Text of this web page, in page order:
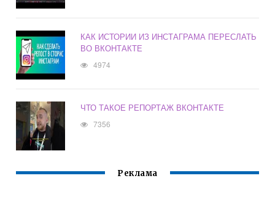
КАК ИСТОРИИ ИЗ ИНСТАГРАМА ПЕРЕСЛАТЬ
ВО ВКОНТАКТЕ
4974
ЧТО ТАКОЕ РЕПОРТАЖ ВКОНТАКТЕ
7356
Реклама